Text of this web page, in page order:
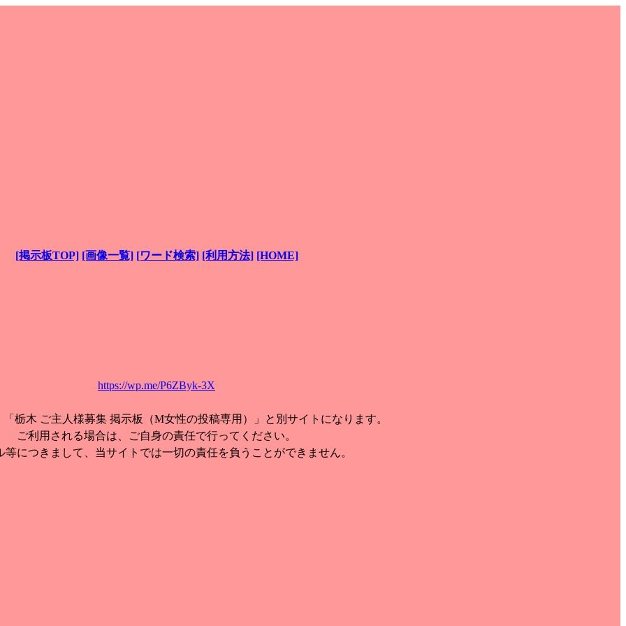
[掲示板TOP] [画像一覧] [ワード検索] [利用方法] [HOME]
https://wp.me/P6ZByk-3X
「栃木 ご主人様募集 掲示板（M女性の投稿専用）」と別サイトになります。
ご利用される場合は、ご自身の責任で行ってください。
等につきまして、当サイトでは一切の責任を負うことができません。